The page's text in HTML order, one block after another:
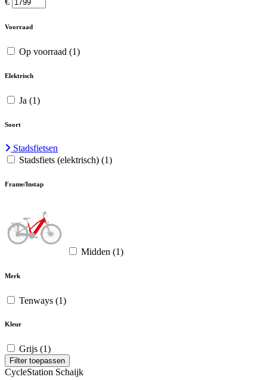
Voorraad
Op voorraad (1)
Elektrisch
Ja (1)
Soort
Stadsfietsen
Stadsfiets (elektrisch) (1)
Frame/Instap
Midden (1)
Merk
Tenways (1)
Kleur
Grijs (1)
Filter toepassen
CycleStation Schaijk